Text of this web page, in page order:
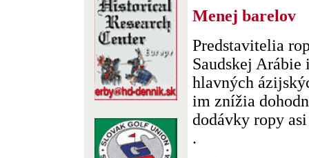
Menej barelov
Predstavitelia
Saudskej
hlavných
im znížia
dodávky ropy
.